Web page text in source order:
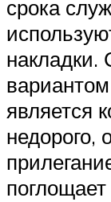
срока
является
недорого,